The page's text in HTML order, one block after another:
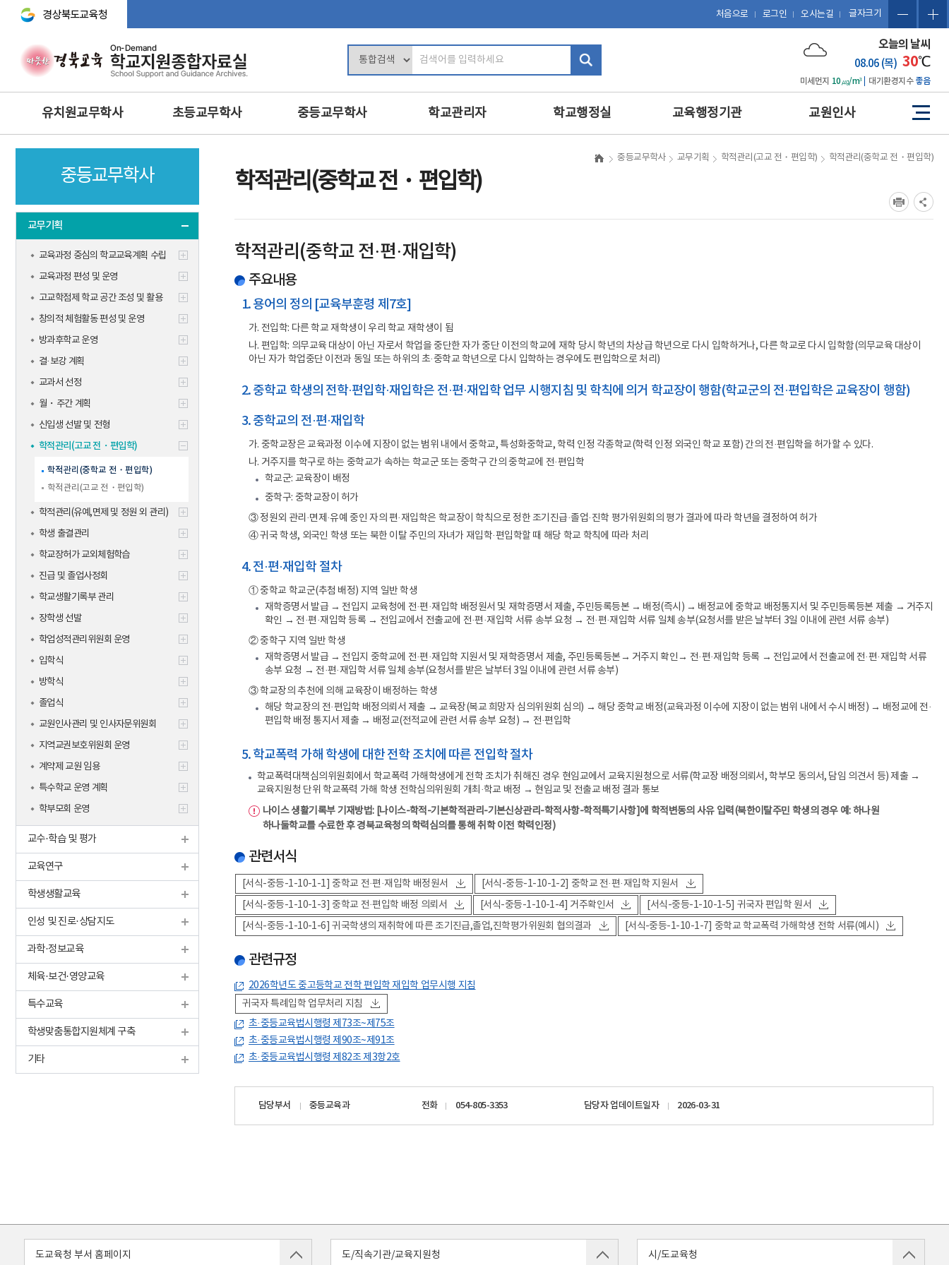
경상북도교육청 바로가기 글자크기
처음으로 로그인 오시는길
검
색
입
오늘의 날씨
08.06 (목) 30℃
미세먼지 10㎍/m³ 대기환경지수 좋음
뉴
사
맵
유치원교무학사
교무기획
방과후과정 • 돌봄
정보 및 홍보
유아특수교육
초등교무학사
교무학적
교육과정
생활‧안전‧체험활동‧방
과후‧초등돌봄‧교육
과학 · 정보 · 환경 · 예체능
보건교육
영양교육
특수교육
학생맞춤통합지원체계 구축
신규교사
중등교무학사
교수·학습 및 평가
교육연구
과학·정보교육
체육·보건·영양교육
특수교육
기타
학교관리자
학사관리
인사 및 복무
교내인사
의식·의전과 위원회
안전 관리 및 사고 예방
대외업무
각종 매뉴얼
학교행정실
학교회계 예결산
학교회계 지출
계약
물품
공유재산
교육행정기관
예산 편성 및 에듀파인 활용
행사와 의전
행정사무감사
교원인사
관련 법규
계약제 교원
중등교무학사
교무기획
교육과정 중심의 학교교육계획 수립
교육과정 편성 및 운영
고교학점제 학교 공간 조성 및 활용
창의적 체험활동 편성 및 운영
방과후학교 운영
결·보강 계획
교과서 선정
월・주간 계획
신입생 선발 및 전형
학적관리(고교 전・편입학)
학적관리(중학교 전・편입학)
학적관리(고교 전・편입학)
학적관리(유예,면제 및 정원 외 관리)
학생 출결관리
학교장허가 교외체험학습
진급 및 졸업사정회
학교생활기록부 관리
장학생 선발
학업성적관리위원회 운영
입학식
방학식
졸업식
교원인사관리 및 인사자문위원회
지역교권보호위원회 운영
계약제 교원 임용
특수학교 운영 계획
학부모회 운영
교수·학습 및 평가
교육연구
학생생활교육
인성 및 진로·상담지도
과학·정보교육
체육·보건·영양교육
특수교육
학생맞춤통합지원체계 구축
기타
중등교무학사 교무기획 학적관리(고교 전・편입학) 학적관리(중학교 전・편입학)
학적관리(중학교 전・편입학)
학적관리(중학교 전·편·재입학)
주요내용
1. 용어의 정의 [교육부훈령 제7호]
가. 전입학: 다른 학교 재학생이 우리 학교 재학생이 됨
나. 편입학: 의무교육 대상이 아닌 자로서 학업을 중단한 자가 중단 이전의 학교에 재학 당시 학년의 차상급 학년으로 다시 입학하거나, 다른 학교로 다시 입학함(의무교육 대상이
아닌 자가 학업중단 이전과 동일 또는 하위의 초·중학교 학년으로 다시 입학하는 경우에도 편입학으로 처리)
2. 중학교 학생의 전학·편입학·재입학은 전·편·재입학 업무 시행지침 및 학칙에 의거 학교장이 행함(학교군의 전·편입학은 교육장이 행함)
3. 중학교의 전·편·재입학
가. 중학교장은 교육과정 이수에 지장이 없는 범위 내에서 중학교, 특성화중학교, 학력 인정 각종학교(학력 인정 외국인 학교 포함) 간의 전·편입학을 허가할 수 있다.
나. 거주지를 학구로 하는 중학교가 속하는 학교군 또는 중학구 간의 중학교에 전·편입학
학교군: 교육장이 배정
중학구: 중학교장이 허가
③ 정원외 관리·면제·유예 중인 자의 편·재입학은 학교장이 학칙으로 정한 조기진급·졸업·진학 평가위원회의 평가 결과에 따라 학년을 결정하여 허가
④ 귀국 학생, 외국인 학생 또는 북한 이탈 주민의 자녀가 재입학·편입학할 때 해당 학교 학칙에 따라 처리
4. 전·편·재입학 절차
① 중학교 학교군(추첨 배정) 지역 일반 학생
재학증명서 발급 → 전입지 교육청에 전·편·재입학 배정원서 및 재학증명서 제출, 주민등록등본 → 배정(즉시) → 배정교에 중학교 배정통지서 및 주민등록등본 제출 → 거주지
확인 → 전·편·재입학 등록 → 전입교에서 전출교에 전·편·재입학 서류 송부 요청 → 전·편·재입학 서류 일체 송부(요청서를 받은 날부터 3일 이내에 관련 서류 송부)
② 중학구 지역 일반 학생
재학증명서 발급 → 전입지 중학교에 전·편·재입학 지원서 및 재학증명서 제출, 주민등록등본→ 거주지 확인→ 전·편·재입학 등록 → 전입교에서 전출교에 전·편·재입학 서류
송부 요청 → 전·편·재입학 서류 일체 송부(요청서를 받은 날부터 3일 이내에 관련 서류 송부)
③ 학교장의 추천에 의해 교육장이 배정하는 학생
해당 학교장의 전·편입학 배정의뢰서 제출 → 교육장(복교 희망자 심의위원회 심의) → 해당 중학교 배정(교육과정 이수에 지장이 없는 범위 내에서 수시 배정) → 배정교에 전·
편입학 배정 통지서 제출 → 배정교(전적교에 관련 서류 송부 요청) → 전·편입학
5. 학교폭력 가해 학생에 대한 전학 조치에 따른 전입학 절차
학교폭력대책심의위원회에서 학교폭력 가해학생에게 전학 조치가 취해진 경우 현임교에서 교육지원청으로 서류(학교장 배정의뢰서, 학부모 동의서, 담임 의견서 등) 제출 →
교육지원청 단위 학교폭력 가해 학생 전학심의위원회 개최·학교 배정 → 현임교 및 전출교 배정 결과 통보
나이스 생활기록부 기재방법: [나이스-학적-기본학적관리-기본신상관리-학적사항-학적특기사항]에 학적변동의 사유 입력(북한이탈주민 학생의 경우 예: 하나원
하나둘학교를 수료한 후 경북교육청의 학력심의를 통해 취학 이전 학력인정)
관련서식
[서식-중등-1-10-1-1] 중학교 전·편·재입학 배정원서
[서식-중등-1-10-1-2] 중학교 전·편·재입학 지원서
[서식-중등-1-10-1-3] 중학교 전·편입학 배정 의뢰서
[서식-중등-1-10-1-4] 거주확인서
[서식-중등-1-10-1-5] 귀국자 편입학 원서
[서식-중등-1-10-1-6] 귀국학생의 재취학에 따른 조기진급,졸업,진학평가위원회 협의결과
[서식-중등-1-10-1-7] 중학교 학교폭력 가해학생 전학 서류(예시)
관련규정
2026학년도 중고등학교 전학 편입학 재입학 업무시행 지침
귀국자 특례입학 업무처리 지침
초·중등교육법시행령 제73조~제75조
초·중등교육법시행령 제90조~제91조
초·중등교육법시행령 제82조 제3항2호
담당부서 중등교육과 전화 054-805-3353 담당자 업데이트일자 2026-03-31
도교육청 부서 홈페이지 도/직속기관/교육지원청 시/도교육청